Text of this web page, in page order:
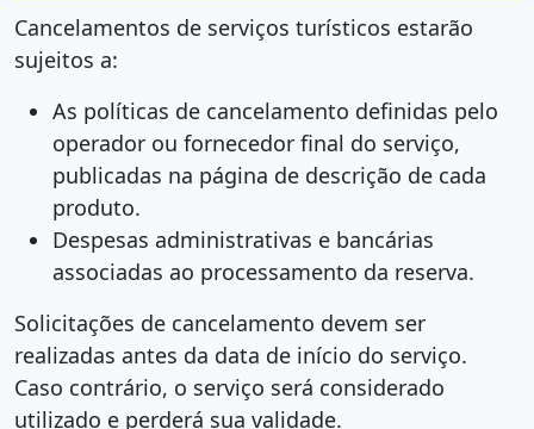
Cancelamentos de serviços turísticos estarão
sujeitos a:
As políticas de cancelamento definidas pelo
operador ou fornecedor final do serviço,
publicadas na página de descrição de cada
produto.
Despesas administrativas e bancárias
associadas ao processamento da reserva.
Solicitações de cancelamento devem ser
realizadas antes da data de início do serviço.
Caso contrário, o serviço será considerado
utilizado e perderá sua validade.